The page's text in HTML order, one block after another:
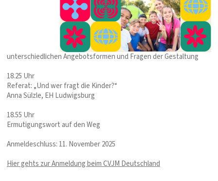
unterschiedlichen Angebotsformen und Fragen der Gestaltung
18.25 Uhr
Referat: „Und wer fragt die Kinder?“
Anna Sülzle, EH Ludwigsburg
18.55 Uhr
Ermutigungswort auf den Weg
Anmeldeschluss: 11. November 2025
Hier gehts zur Anmeldung beim CVJM Deutschland